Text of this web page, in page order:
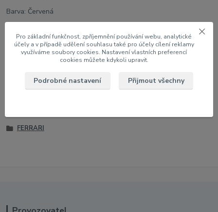
Barva: Červená
Zboží zařazeno v kategoriích
NOVINKY
FERRARI
Pro základní funkčnost, zpříjemnění používání webu, analytické
účely a v případě udělení souhlasu také pro účely cílení reklamy
využíváme soubory cookies. Nastavení vlastních preferencí
cookies můžete kdykoli upravit.
Podrobné nastavení Přijmout všechny